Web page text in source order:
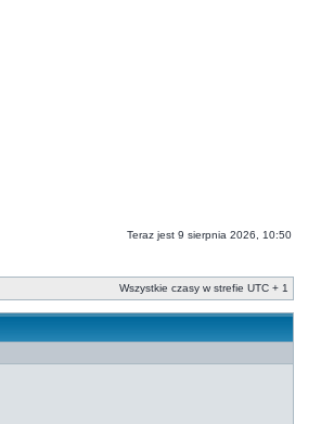
Teraz jest 9 sierpnia 2026, 10:50
Wszystkie czasy w strefie UTC + 1